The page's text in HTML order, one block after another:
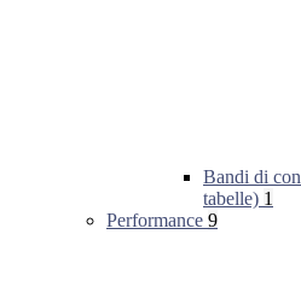
Bandi di
tabelle) 1
Performance 9